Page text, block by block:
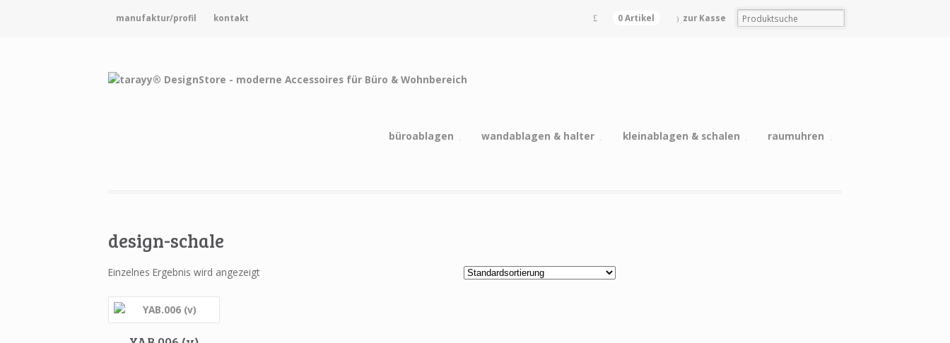
manufaktur/profil kontakt 0 Artikel zur Kasse
büroablagen wandablagen & halter kleinablagen & schalen raumuhren
design-schale
Einzelnes Ergebnis wird angezeigt